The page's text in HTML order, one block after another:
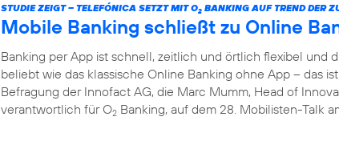
STUDIE ZEIGT – TELEFÓNICA SETZT MIT O2 BANKING AUF TREND DER
Mobile Banking schließt zu Online
Banking per App ist schnell, zeitlich und örtlich flexibel und
beliebt wie das klassische Online Banking ohne App – das
Befragung der Innofact AG, die Marc Mumm, Head of
verantwortlich für O2 Banking, auf dem 28. Mobilisten-Talk